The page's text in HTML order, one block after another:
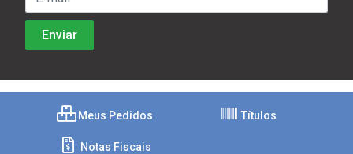
Meus Pedidos Títulos
Notas Fiscais